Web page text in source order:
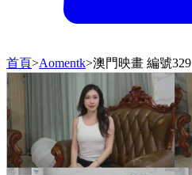
首頁>Aomentk>澳門映畫 編號329